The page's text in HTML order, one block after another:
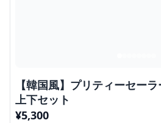
【韓国風】プリティーセー
上下セット
¥5,300